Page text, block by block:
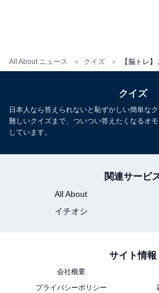
All About ニュース クイズ
・
【脳トレ】この漢字はなんて読む
クイズ】
クイズ
日本人なら答えられないと恥ずかしい簡単な
難しいクイズまで、ついつい答えたくなるオ
しています。
関連サービ
All About
イチオシ
サイト情報
会社概要
プライバシーポリシー